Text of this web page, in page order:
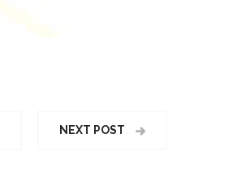
NEXT POST